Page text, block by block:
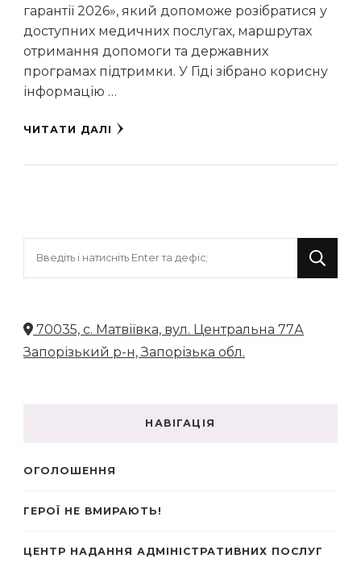
гарантії 2026», який допоможе розібратися у
доступних медичних послугах, маршрутах
отримання допомоги та державних
програмах підтримки. У Гіді зібрано корисну
інформацію …
ЧИТАТИ ДАЛІ
70035, с. Матвіївка, вул. Центральна 77А
Запорізький р-н, Запорізька обл.
НАВІГАЦІЯ
ОГОЛОШЕННЯ
ГЕРОЇ НЕ ВМИРАЮТЬ!
ЦЕНТР НАДАННЯ АДМІНІСТРАТИВНИХ ПОСЛУГ